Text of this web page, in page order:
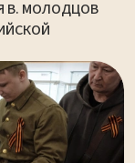
В. МОЛОДЦОВ